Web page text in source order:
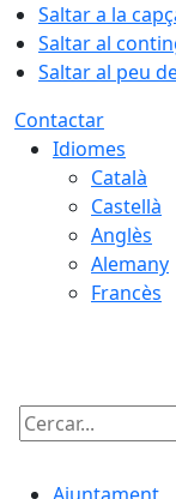
Saltar a la
Saltar al
Saltar al peu
Contactar
Idiomes
Català
Castellà
Anglès
Alemany
Francès
Cercar: